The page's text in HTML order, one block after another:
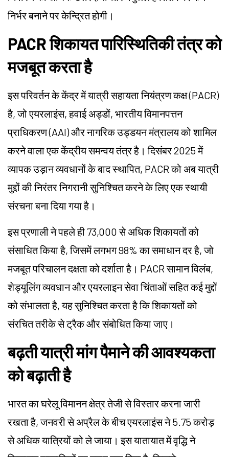
निर्भर बनाने पर केन्द्रित होगी।
PACR शिकायत पारिस्थितिकी तंत्र को
मजबूत करता है
इस परिवर्तन के केंद्र में यात्री सहायता नियंत्रण कक्ष (PACR)
है, जो एयरलाइंस, हवाई अड्डों, भारतीय विमानपत्तन
प्राधिकरण (AAI) और नागरिक उड्डयन मंत्रालय को शामिल
करने वाला एक केंद्रीय समन्वय तंत्र है। दिसंबर 2025 में
व्यापक उड़ान व्यवधानों के बाद स्थापित, PACR को अब यात्री
मुद्दों की निरंतर निगरानी सुनिश्चित करने के लिए एक स्थायी
संरचना बना दिया गया है।
इस प्रणाली ने पहले ही 73,000 से अधिक शिकायतों को
संसाधित किया है, जिसमें लगभग 98% का समाधान दर है, जो
मजबूत परिचालन दक्षता को दर्शाता है। PACR सामान विलंब,
शेड्यूलिंग व्यवधान और एयरलाइन सेवा चिंताओं सहित कई मुद्दों
को संभालता है, यह सुनिश्चित करता है कि शिकायतों को
संरचित तरीके से ट्रैक और संबोधित किया जाए।
बढ़ती यात्री मांग पैमाने की आवश्यकता
को बढ़ाती है
भारत का घरेलू विमानन क्षेत्र तेजी से विस्तार करना जारी
रखता है, जनवरी से अप्रैल के बीच एयरलाइंस ने 5.75 करोड़
से अधिक यात्रियों को ले जाया। इस यातायात में वृद्धि ने